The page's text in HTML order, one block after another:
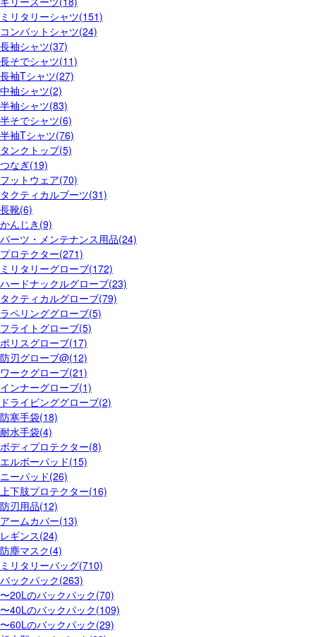
ミリタリーシャツ(151)
コンバットシャツ(24)
長袖シャツ(37)
長そでシャツ(11)
長袖Tシャツ(27)
中袖シャツ(2)
半袖シャツ(83)
半そでシャツ(6)
半袖Tシャツ(76)
タンクトップ(5)
つなぎ(19)
フットウェア(70)
タクティカルブーツ(31)
長靴(6)
かんじき(9)
パーツ・メンテナンス用品(24)
プロテクター(271)
ミリタリーグローブ(172)
ハードナックルグローブ(23)
タクティカルグローブ(79)
ラペリンググローブ(5)
フライトグローブ(5)
ポリスグローブ(17)
防刃グローブ@(12)
ワークグローブ(21)
インナーグローブ(1)
ドライビンググローブ(2)
防寒手袋(18)
耐水手袋(4)
ボディプロテクター(8)
エルボーパッド(15)
ニーパッド(26)
上下肢プロテクター(16)
防刃用品(12)
アームカバー(13)
レギンス(24)
防塵マスク(4)
ミリタリーバッグ(710)
バックパック(263)
〜20Lのバックパック(70)
〜40Lのバックパック(109)
〜60Lのバックパック(29)